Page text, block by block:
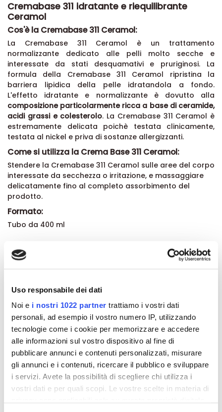
Uso responsabile dei dati
Noi e i nostri 1022 partner trattiamo i vostri dati
personali, ad esempio il vostro numero IP, utilizzando
tecnologie come i cookie per memorizzare e accedere
alle informazioni sul vostro dispositivo al fine di
pubblicare annunci e contenuti personalizzati, misurare
gli annunci e i contenuti, ricercare il pubblico e sviluppare
i servizi. Avete la possibilità di scegliere chi utilizza i
vostri dati e per quali scopi. Le vostre scelte in materia di
Cremabase 311 idratante e riequilibrante
Ceramol
Cos'è la Cremabase 311 Ceramol:
La Cremabase 311 Ceramol è un trattamento
normalizzante dedicato alle pelli molto secche e
interessate da stati desquamativi e pruriginosi. La
formula della Cremabase 311 Ceramol ripristina la
barriera lipidica della pelle idratandola a fondo.
L'effetto idratante e normalizzante è dovutto alla
composizione particolarmente ricca a base di ceramide,
acidi grassi e colesterolo. La Cremabase 311 Ceramol è
estremamente delicata poichè testata clinicamente,
testata al nickel e priva di sostanze allergizzanti.
Come si utilizza la Crema Base 311 Ceramol:
Stendere la Cremabase 311 Ceramol sulle aree del corpo
interessate da secchezza o irritazione, e massaggiare
delicatamente fino al completo assorbimento del
prodotto.
Formato:
Tubo da 400 ml
Dettagli del prodotto
Recensioni
Altri prodotti che potrebbero
interessarti
-42% -42%